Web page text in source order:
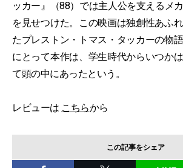
ッカー』（88）では主人公を支えるメ
を見せつけた。この映画は独創性あふ
たプレストン・トマス・タッカーの物
にとって本作は、学生時代からいつか
て頭の中にあったという。
レビューは こちらから
この記事をシェア